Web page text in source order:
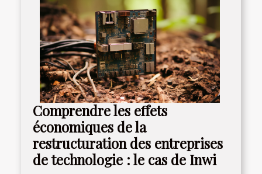
Comprendre les effets
économiques de la
restructuration des entreprises
de technologie : le cas de Inwi